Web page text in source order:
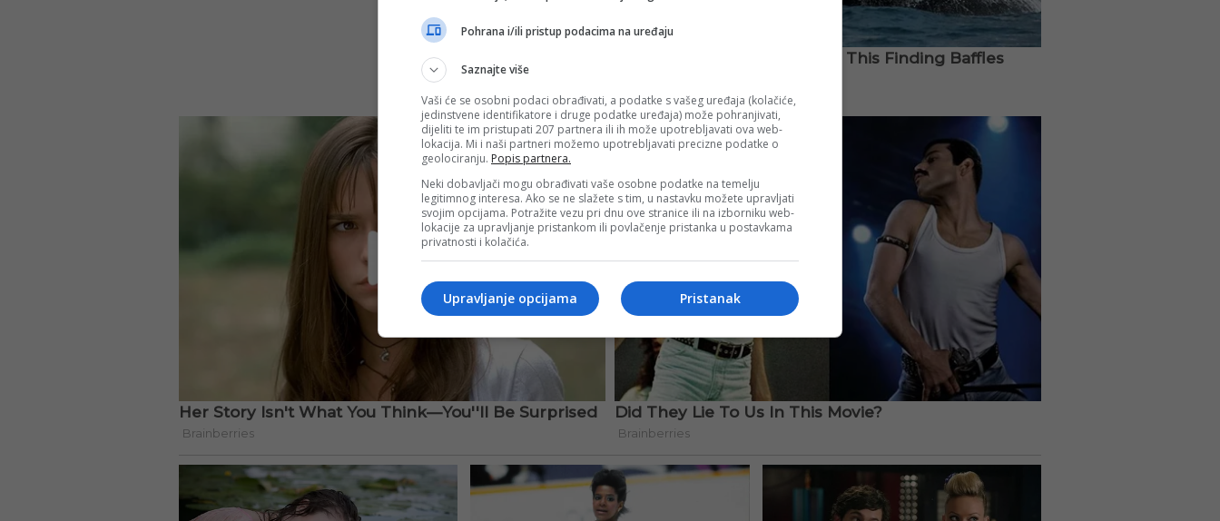
Pohrana i/ili pristup podacima na uređaju
Saznajte više
Vaši će se osobni podaci obrađivati, a podatke s vašeg uređaja (kolačiće,
jedinstvene identifikatore i druge podatke uređaja) može pohranjivati,
dijeliti te im pristupati 207 partnera ili ih može upotrebljavati ova web-
lokacija. Mi i naši partneri možemo upotrebljavati precizne podatke o
geolociranju. Popis partnera.
Neki dobavljači mogu obrađivati vaše osobne podatke na temelju
legitimnog interesa. Ako se ne slažete s tim, u nastavku možete upravljati
svojim opcijama. Potražite vezu pri dnu ove stranice ili na izborniku web-
lokacije za upravljanje pristankom ili povlačenje pristanka u postavkama
privatnosti i kolačića.
Pristanak
Upravljanje opcijama